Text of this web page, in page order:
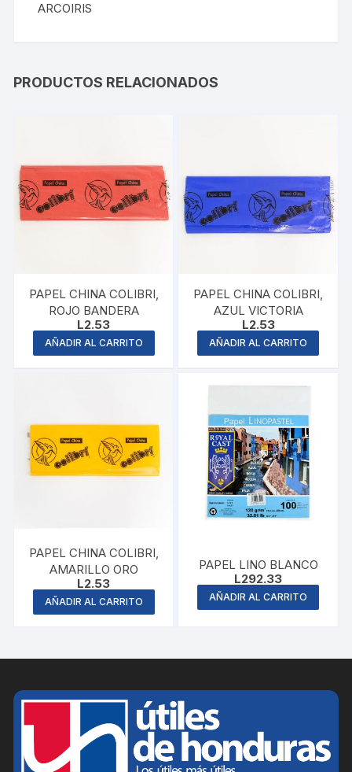
ARCOIRIS
PRODUCTOS RELACIONADOS
PAPEL CHINA COLIBRI,
ROJO BANDERA
L2.53
AÑADIR AL CARRITO
PAPEL CHINA COLIBRI,
AZUL VICTORIA
L2.53
AÑADIR AL CARRITO
PAPEL CHINA COLIBRI,
AMARILLO ORO
L2.53
AÑADIR AL CARRITO
PAPEL LINO BLANCO
L292.33
AÑADIR AL CARRITO